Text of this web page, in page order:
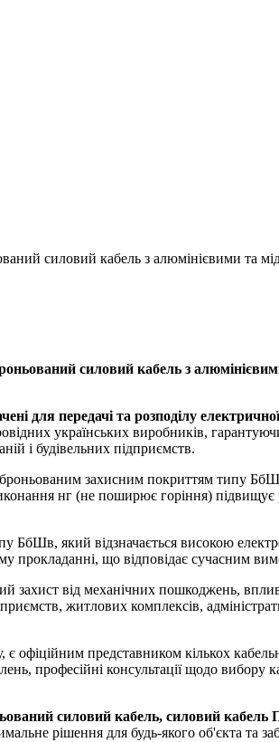
силовий кабель з алюмінієвими та
силовий кабель з
передачі та розподілу електричної
українських виробників,
і будівельних підприємств.
захисним покриттям типу
нг (не поширює горіння)
БбШв, який відзначається високою
що відповідає сучасним
захист від механічних пошкоджень,
житлових комплексів,
представником кількох
професійні консультації щодо вибору
силовий кабель, силовий кабель
рішення для будь-якого об'єкта та